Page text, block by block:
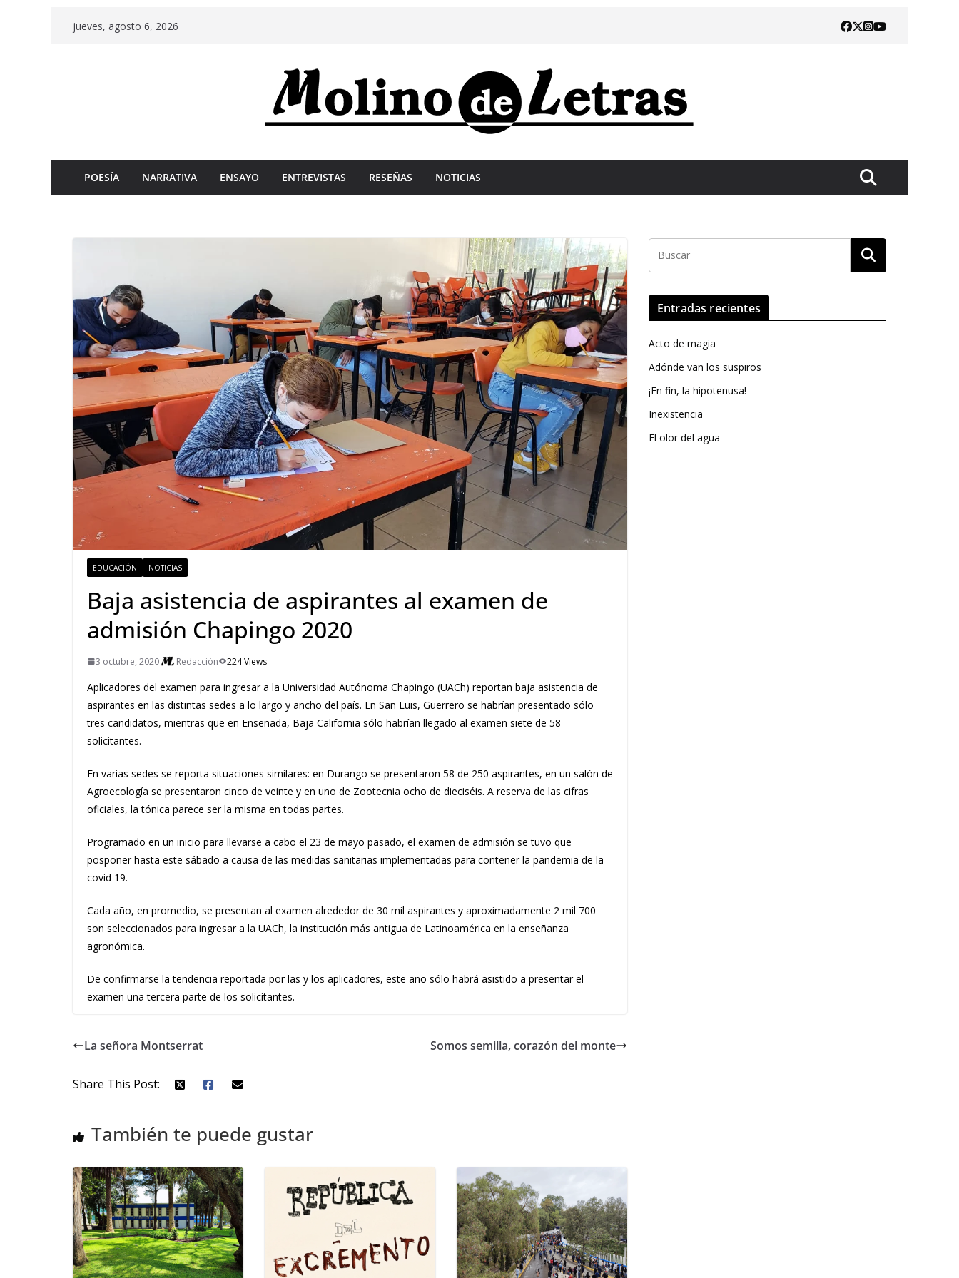
jueves, agosto 6, 2026
POESÍA NARRATIVA ENSAYO ENTREVISTAS RESEÑAS NOTICIAS
EDUCACIÓN NOTICIAS
Baja asistencia de aspirantes al examen de
admisión Chapingo 2020
3 octubre, 2020 Redacción 224 Views
Aplicadores del examen para ingresar a la Universidad Autónoma Chapingo (UACh) reportan baja asistencia de
aspirantes en las distintas sedes a lo largo y ancho del país. En San Luis, Guerrero se habrían presentado sólo
tres candidatos, mientras que en Ensenada, Baja California sólo habrían llegado al examen siete de 58
solicitantes.
En varias sedes se reporta situaciones similares: en Durango se presentaron 58 de 250 aspirantes, en un salón de
Agroecología se presentaron cinco de veinte y en uno de Zootecnia ocho de dieciséis. A reserva de las cifras
oficiales, la tónica parece ser la misma en todas partes.
Programado en un inicio para llevarse a cabo el 23 de mayo pasado, el examen de admisión se tuvo que
posponer hasta este sábado a causa de las medidas sanitarias implementadas para contener la pandemia de la
covid 19.
Cada año, en promedio, se presentan al examen alrededor de 30 mil aspirantes y aproximadamente 2 mil 700
son seleccionados para ingresar a la UACh, la institución más antigua de Latinoamérica en la enseñanza
agronómica.
De confirmarse la tendencia reportada por las y los aplicadores, este año sólo habrá asistido a presentar el
examen una tercera parte de los solicitantes.
La señora Montserrat Somos semilla, corazón del monte
Share This Post:
También te puede gustar
Entradas recientes
Acto de magia
Adónde van los suspiros
¡En fin, la hipotenusa!
Inexistencia
El olor del agua